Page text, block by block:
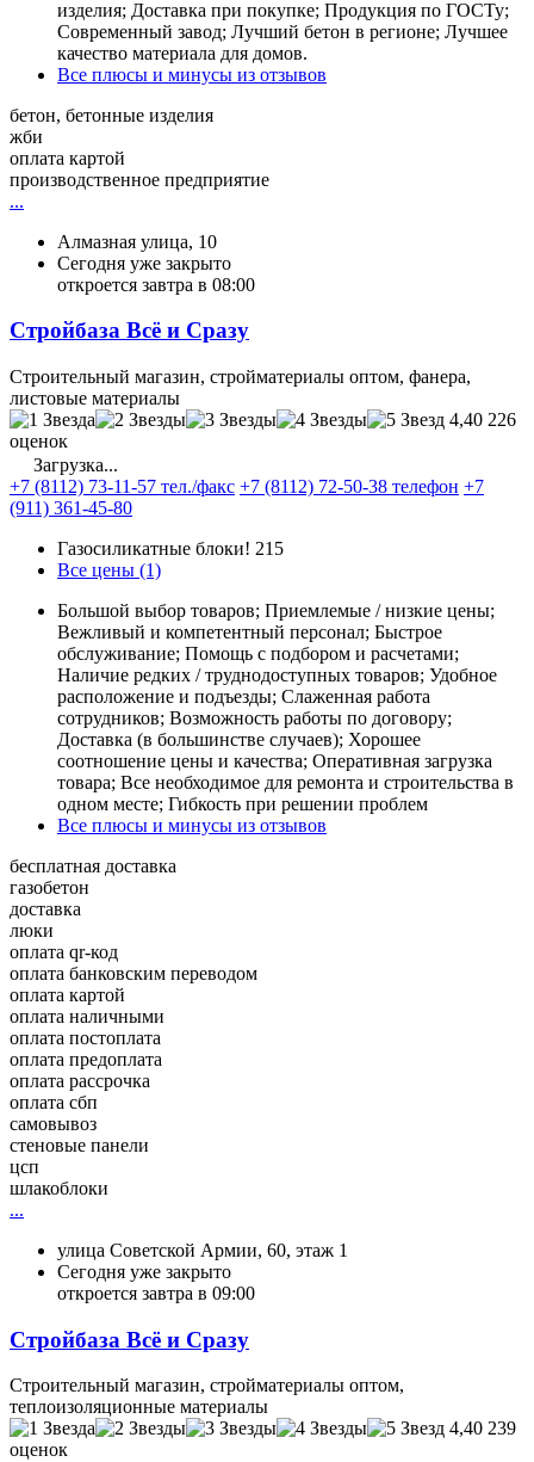
изделия; Доставка при покупке; Продукция по ГОСТу;
Современный завод; Лучший бетон в регионе; Лучшее
качество материала для домов.
Все плюсы и минусы из отзывов
бетон, бетонные изделия
жби
оплата картой
производственное предприятие
...
Алмазная улица, 10
Сегодня уже закрыто
откроется завтра в 08:00
Стройбаза Всё и Сразу
Строительный магазин, стройматериалы оптом, фанера,
листовые материалы
4,40 226
оценок
Загрузка...
+7 (8112) 73-11-57 тел./факс +7 (8112) 72-50-38 телефон +7
(911) 361-45-80
Газосиликатные блоки! 215
Все цены (1)
Большой выбор товаров; Приемлемые / низкие цены;
Вежливый и компетентный персонал; Быстрое
обслуживание; Помощь с подбором и расчетами;
Наличие редких / труднодоступных товаров; Удобное
расположение и подъезды; Слаженная работа
сотрудников; Возможность работы по договору;
Доставка (в большинстве случаев); Хорошее
соотношение цены и качества; Оперативная загрузка
товара; Все необходимое для ремонта и строительства в
одном месте; Гибкость при решении проблем
Все плюсы и минусы из отзывов
бесплатная доставка
газобетон
доставка
люки
оплата qr-код
оплата банковским переводом
оплата картой
оплата наличными
оплата постоплата
оплата предоплата
оплата рассрочка
оплата сбп
самовывоз
стеновые панели
цсп
шлакоблоки
...
улица Советской Армии, 60, этаж 1
Сегодня уже закрыто
откроется завтра в 09:00
Стройбаза Всё и Сразу
Строительный магазин, стройматериалы оптом,
теплоизоляционные материалы
4,40 239
оценок